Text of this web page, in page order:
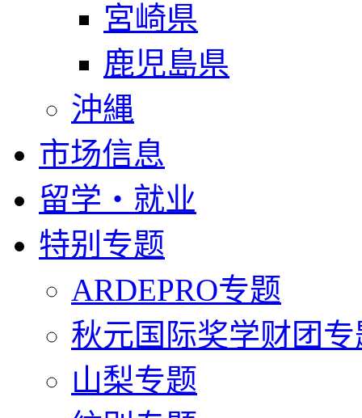
宮崎県
鹿児島県
沖縄
市场信息
留学・就业
特别专题
ARDEPRO专题
秋元国际奖学财团专
山梨专题